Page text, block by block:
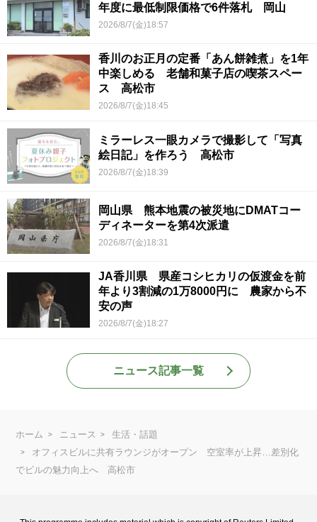
年度に最低制限価格で6件落札 岡山
2026/8/7(金)18:57
香川のお正月の定番「あん餅雑煮」を1年
中楽しめる 老舗和菓子店の喫茶スペー
ス 高松市
2026/8/7(金)18:45
ミラーレス一眼カメラで撮影して「写真
絵日記」を作ろう 高松市
2026/8/7(金)18:39
岡山県 熊本地震の被災地にDMATコー
ディネーターを第4次派遣
2026/8/7(金)18:31
JA香川県 県産コシヒカリの仮渡金を前
年より3割減の1万8000円に 農家から不
安の声
2026/8/7(金)18:27
ニュース記事一覧
ホーム ニュース
生活・話題
オフィスビルに共有ラウンジがオープン 空室率が上昇…差別化
でビルの魅力向上へ 高松市